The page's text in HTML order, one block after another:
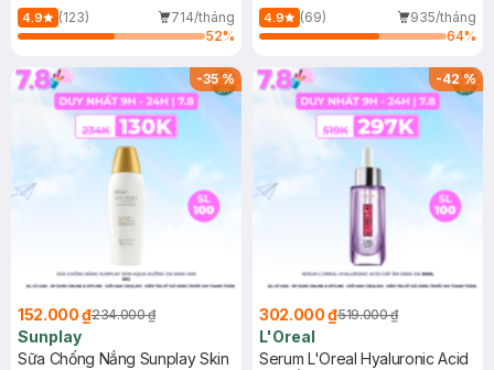
4.9 (123)
714/tháng
52%
(Mới)
4.9 (69)
935/tháng
64%
-35%
152.000 ₫234.000 ₫
Sunplay
Sữa Chống Nắng Sunplay Skin
-42%
302.000 ₫519.000 ₫
L'Oreal
Serum L'Oreal Hyaluronic Acid